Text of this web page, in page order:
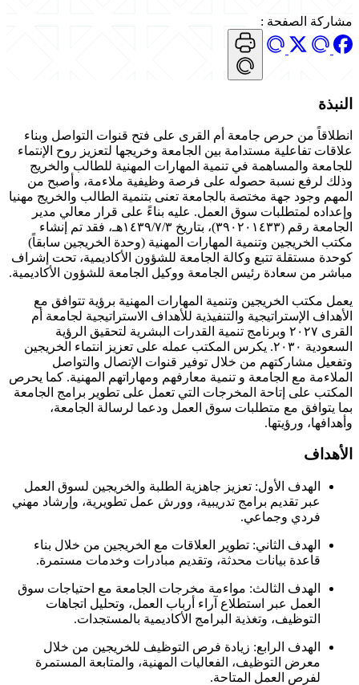
مشاركة الصفحة :
النبذة
انطلاقاً من حرص جامعة أم القرى على فتح قنوات التواصل وبناء
علاقات تفاعلية مستدامة بين الجامعة وخريجها لتعزيز روح الإنتماء
للجامعة والمساهمة في تنمية المهارات المهنية للطالب والخريج
وذلك لرفع نسبة حصوله على فرصة وظيفية ملاءمة، وأصبح من
المهم وجود جهة مختصة بالجامعة تعنى بتنمية الطالب والخريج مهنيا
وإعداده لمتطلبات سوق العمل. عليه بناءً على قرار معالي مدير
الجامعة رقم (٣٩٠٢٠١٤٣٣)، بتاريخ ١٤٣٩/٧/٣هـ، فقد تم إنشاء
مكتب الخريجين وتنمية المهارات المهنية (وحدة الخريجين سابقاً)
كوحدة مستقلة تتبع وكالة الجامعة للشؤون الأكاديمية، تحت إشراف
مباشر من سعادة رئيس الجامعة ووكيل الجامعة للشؤون الأكاديمية.
يعمل مكتب الخريجين وتنمية المهارات المهنية برؤية تتوافق مع
الأهداف الإستراتيجية والتنفيذية للأهداف الاستراتيجية لجامعة أم
القرى ٢٠٢٧ وبرنامج تنمية القدرات البشرية لتحقيق الرؤية
السعودية ٢٠٣٠. يكرس المكتب عمله على تعزيز انتماء الخريجين
وتفعيل مشاركتهم من خلال توفير قنوات الإتصال والتواصل
الملاءمة مع الجامعة و تنمية معارفهم ومهاراتهم المهنية. كما يحرص
المكتب على إتاحة المخرجات التي تعمل على تطوير برامج الجامعة
بما يتوافق مع متطلبات سوق العمل ودعما لرسالة الجامعة،
وأهدافها، ورؤيتها.
الأهداف
الهدف الأول: تعزيز جاهزية الطلبة والخريجين لسوق العمل
عبر تقديم برامج تدريبية، وورش عمل تطويرية، وإرشاد مهني
فردي وجماعي.
الهدف الثاني: تطوير العلاقات مع الخريجين من خلال بناء
قاعدة بيانات محدثة، وتقديم مبادرات وخدمات مستمرة.
الهدف الثالث: مواءمة مخرجات الجامعة مع احتياجات سوق
العمل عبر استطلاع آراء أرباب العمل، وتحليل اتجاهات
التوظيف، وتغذية البرامج الأكاديمية بالمستجدات.
الهدف الرابع: زيادة فرص التوظيف للخريجين من خلال
معرض التوظيف، الفعاليات المهنية، والمتابعة المستمرة
لفرص العمل المتاحة.